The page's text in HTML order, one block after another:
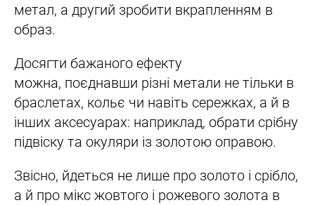
метал, а другий зробити вкрапленням в
образ.
Досягти бажаного ефекту
можна, поєднавши різні метали не тільки в
браслетах, кольє чи навіть сережках, а й в
інших аксесуарах: наприклад, обрати срібну
підвіску та окуляри із золотою оправою.
Звісно, йдеться не лише про золото і срібло,
а й про мікс жовтого і рожевого золота в